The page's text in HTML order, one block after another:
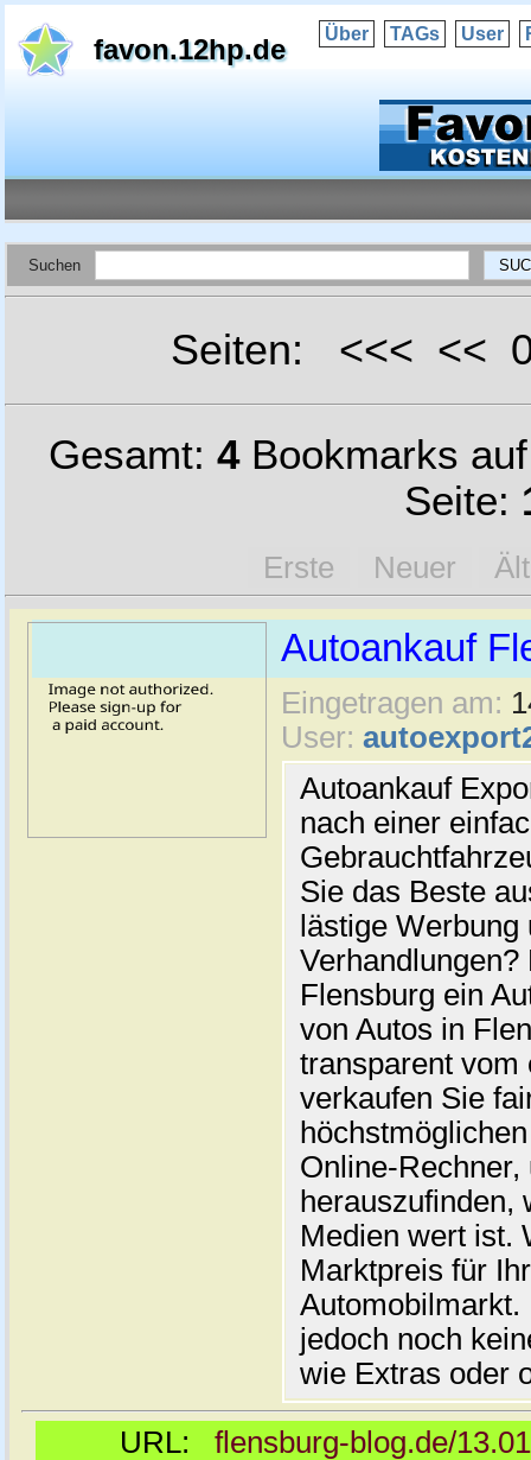
favon.12hp.de Über TAGs User
Suchen
Seiten: <<< <<
Gesamt: 4Bookmarks
Seite:
Erste Neuer
Autoankauf
Eingetragen am:
User:
Autoankauf
nach einer
Sie das Beste
lästige
Flensburg ein
von Autos in
transparent vom
verkaufen Sie
Online-
herauszufinden,
Medien wert ist.
Marktpreis für
jedoch noch
wie Extras oder
URL: flensburg-blog.de/